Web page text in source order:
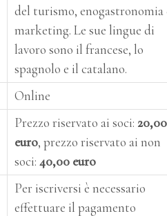
del turismo, enogastronomia
marketing. Le sue lingue di
lavoro sono il francese, lo
spagnolo e il catalano.
Online
Prezzo riservato ai soci: 20,00
euro, prezzo riservato ai non
soci: 40,00 euro
Per iscriversi è necessario
effettuare il pagamento